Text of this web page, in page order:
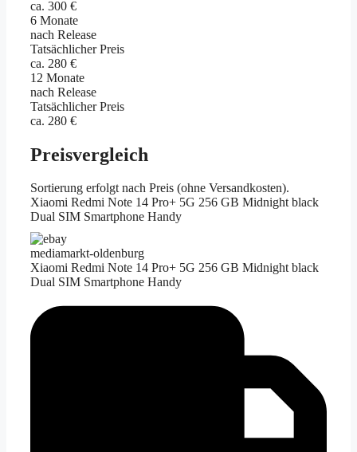
ca. 300 €
6 Monate
nach Release
Tatsächlicher Preis
ca. 280 €
12 Monate
nach Release
Tatsächlicher Preis
ca. 280 €
Preisvergleich
Sortierung erfolgt nach Preis (ohne Versandkosten).
Xiaomi Redmi Note 14 Pro+ 5G 256 GB Midnight black
Dual SIM Smartphone Handy
mediamarkt-oldenburg
Xiaomi Redmi Note 14 Pro+ 5G 256 GB Midnight black
Dual SIM Smartphone Handy